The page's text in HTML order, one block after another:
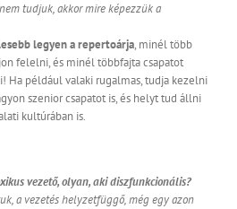
tudjuk, akkor mire képezzük a
legyen a repertoárja, minél több
felelni, és minél többfajta csapatot
Ha például valaki rugalmas, tudja kezelni
szenior csapatot is, és helyt tud állni
kultúrában is.
vezető, olyan, aki diszfunkcionális?
a vezetés helyzetfüggő, még egy azon